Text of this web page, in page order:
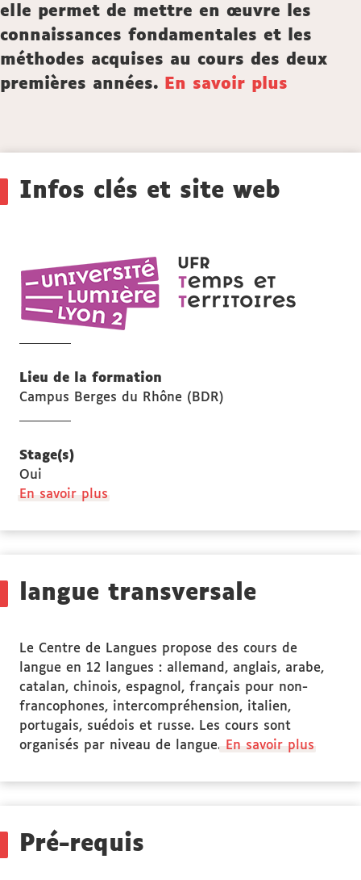
elle permet de mettre en œuvre les
connaissances fondamentales et les
méthodes acquises au cours des deux
premières années.
En savoir plus
Infos clés et site web
et
Lieu de la formation
Campus Berges du Rhône (BDR)
Stage(s)
Oui
En savoir plus
des
langue transversale
Le Centre de Langues propose des cours de
langue en 12 langues : allemand, anglais, arabe,
catalan, chinois, espagnol, français pour non-
francophones, intercompréhension, italien,
portugais, suédois et russe. Les cours sont
organisés par niveau de langue.
En savoir plus
Pré-requis